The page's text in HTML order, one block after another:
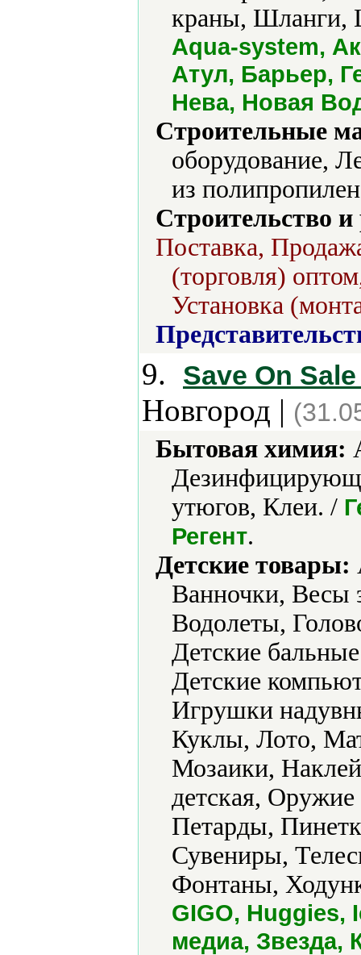
краны,
Aqua-system,
Атул, Барьер,
Нева, Новая
Строительные
оборудование,
из
Строительство
Поставка,
(торговля)
Установка
9. Save On
Новгород |
Бытовая химия:
утюгов, Клеи. /
Регент.
Детские товары:
Ванночки, Весы
Водолеты,
Детские
Детские
Игрушки
Куклы, Лото,
Мозаики,
детская,
Петарды,
Сувениры,
Фонтаны,
GIGO, Huggies,
медиа, Звезда,